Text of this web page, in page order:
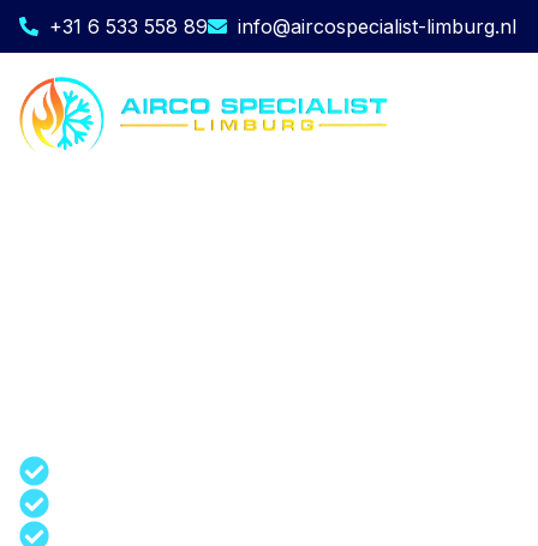
+31 6 533 558 89 info@aircospecialist-limburg.nl